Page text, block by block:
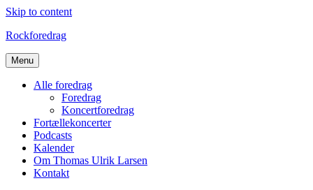
Skip to content
Rockforedrag
Menu
Alle foredrag
Foredrag
Koncertforedrag
Fortællekoncerter
Podcasts
Kalender
Om Thomas Ulrik Larsen
Kontakt